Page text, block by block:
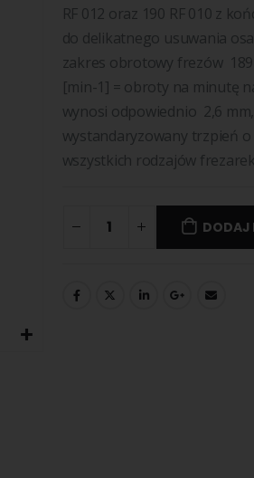
RF 012 oraz 190 RF 010 z
do delikatnego usuwania
zakres obrotowy frezów 189
[min-1] = obroty na minutę
wynosi odpowiednio 2,6
wystandaryzowany trzpień
wszystkich rodzajów
DODAJ